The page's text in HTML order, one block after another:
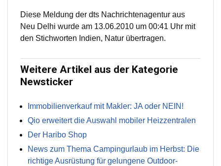
Diese Meldung der dts Nachrichtenagentur aus
Neu Delhi wurde am 13.06.2010 um 00:41 Uhr mit
den Stichworten Indien, Natur übertragen.
Weitere Artikel aus der Kategorie
Newsticker
Immobilienverkauf mit Makler: JA oder NEIN!
Qio erweitert die Auswahl mobiler Heizzentralen
Der Haribo Shop
News zum Thema Campingurlaub im Herbst: Die
richtige Ausrüstung für gelungene Outdoor-